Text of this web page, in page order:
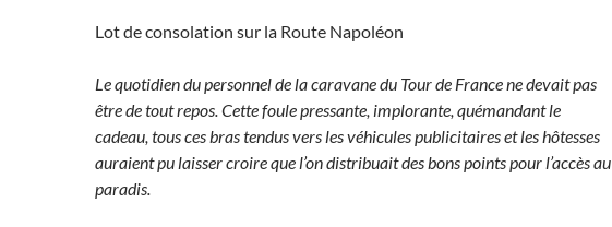
Lot de consolation sur la Route Napoléon
Le quotidien du personnel de la caravane du Tour de France ne devait pas
être de tout repos. Cette foule pressante, implorante, quémandant le
cadeau, tous ces bras tendus vers les véhicules publicitaires et les hôtesses
auraient pu laisser croire que l’on distribuait des bons points pour l’accès au
paradis.